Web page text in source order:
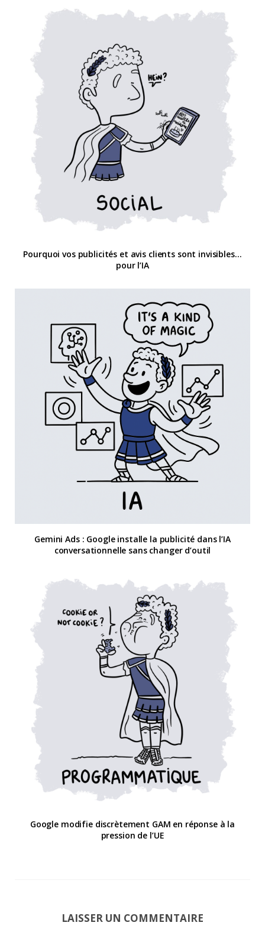
Pourquoi vos publicités et avis clients sont invisibles…
pour l’IA
Gemini Ads : Google installe la publicité dans l’IA
conversationnelle sans changer d’outil
Google modifie discrètement GAM en réponse à la
pression de l’UE
LAISSER UN COMMENTAIRE